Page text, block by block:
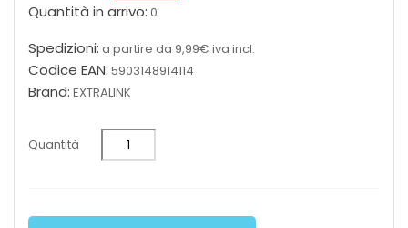
Quantità in arrivo: 0
Spedizioni: a partire da 9,99€ iva incl.
Codice EAN: 5903148914114
Brand: EXTRALINK
Quantità